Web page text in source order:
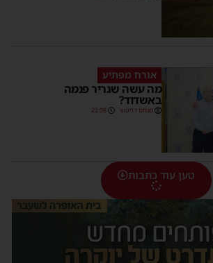
אורח מפתיע
מה עשה שגריר פנמה
באשדוד?
מנחם דויטש 22:08
טען עוד כתבות